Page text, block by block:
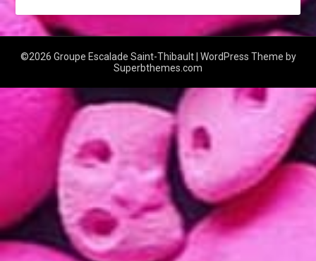
©2026 Groupe Escalade Saint-Thibault | WordPress Theme by
Superbthemes.com